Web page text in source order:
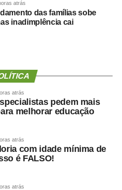
Carmona possui todos os
férias e benefícios
que atendidos os critérios
que a lotação em gabinete é
especialmente em períodos
da servidora no local
a atual direção da
Prefeitura destacou que a
normalidade administrativa
não havendo
atrás
das famílias sobe
inadimplência cai
atrás
pedem mais
melhorar educação
atrás
com idade mínima de
é FALSO!
atrás